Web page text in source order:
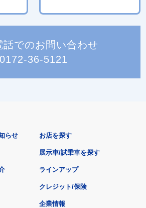
話でのお問い合わせ
0172-36-5121
らせ お店を探す
展示車/試乗車を探す
ラインアップ
クレジット/保険
企業情報